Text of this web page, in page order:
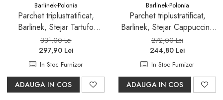
Barlinek-Polonia
Parchet triplustratificat,
Barlinek, Stejar Tartufo
Grande
331,00 Lei
297,90 Lei
In Stoc Furnizor
ADAUGA IN COS
Barlinek-Polonia
Parchet triplustratificat,
Barlinek, Stejar Cappuccino
Grande
272,00 Lei
244,80 Lei
In Stoc Furnizor
ADAUGA IN COS